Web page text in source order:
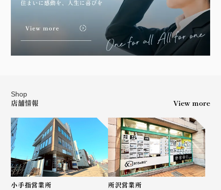
Shop
店舗情報 View more
小手指営業所 所沢営業所